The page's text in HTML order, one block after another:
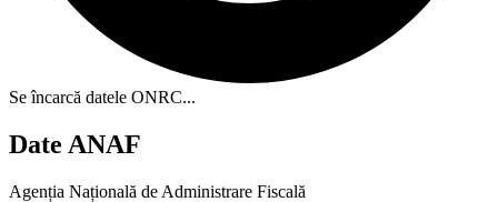
Se încarcă datele ONRC...
Date ANAF
Agenția Națională de Administrare Fiscală